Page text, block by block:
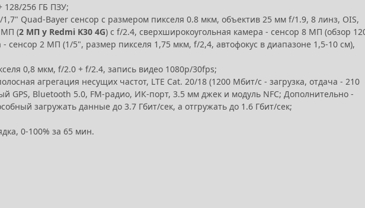
128/256 ГБ ПЗУ;
Quad-Bayer сенсор с размером пикселя 0.8 мкм, объектив 25 мм f/1.9, 8 линз, OIS,
МП (2 МП у Redmi K30 4G) с f/2.4, сверхширокоугольная камера - сенсор 8 МП (обзор
сенсор 2 МП (1/5", размер пикселя 1,75 мкм, f/2,4, автофокус в диапазоне 1,5-10 см),
0,8 мкм, f/2.0 + f/2.4, запись видео 1080p/30fps;
агрегация несущих частот, LTE Cat. 20/18 (1200 Мбит/с - загрузка, отдача - 210
GPS, Bluetooth 5.0, FM-радио, ИК-порт, 3.5 мм джек и модуль NFC; Дополнительно -
загружать данные до 3.7 Гбит/сек, а отгружать до 1.6 Гбит/сек;
0-100% за 65 мин.